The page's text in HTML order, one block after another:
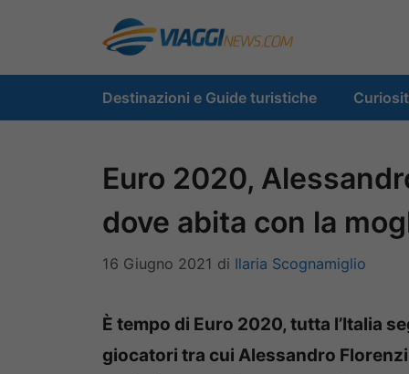
contenuto
Destinazioni e Guide turistiche
Euro 2020,
dove abita con la
16 Giugno 2021 di Ilaria Scognamiglio
È tempo di Euro 2020, tutta l’Italia
giocatori tra cui Alessandro